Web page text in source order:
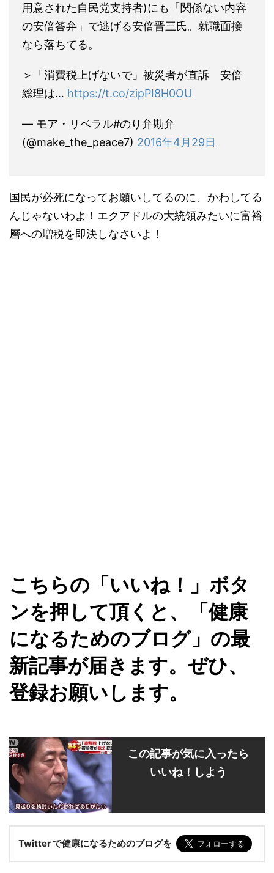
用意された自民党支持者)にも「関係ない内容
の安倍答弁」で逃げる安倍晋三氏。就職面接
なら落ちてる。
＞「消費税上げないで」被災者が直訴 安倍
総理は… https://t.co/zipPI8H0OU
— モア・リベラル#のり弁勘弁
(@make_the_peace7) 2016年4月29日
国民が必死になってお願いしてるのに、かわしてる
んじゃないわよ！エクアドルの大統領みたいに富裕
層への増税を即決しなさいよ！
こちらの「いいね！」ボタ
ンを押して頂くと、「健康
になるためのブログ」の最
新記事が届きます。ぜひ、
登録お願いします。
この記事が気に入ったら
いいね！しよう
Twitter で健康になるためのブログを